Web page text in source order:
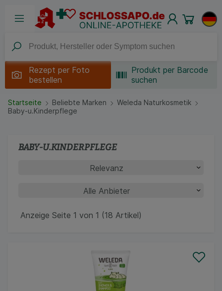
Rezept per Foto
bestellen
Produkt per Barcode
suchen
Startseite Beliebte Marken
Weleda Naturkosmetik
Baby-u.Kinderpflege
BABY-U.KINDERPFLEGE
Anzeige Seite 1 von 1 (18 Artikel)